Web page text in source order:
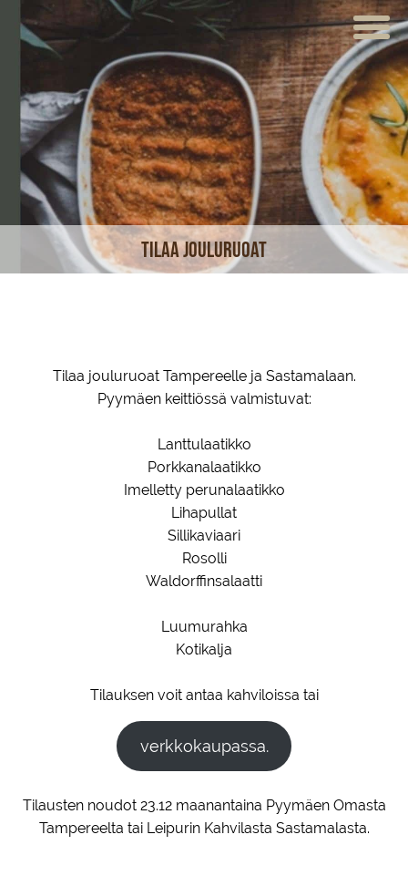
ETUSIVU
VERKKOKAUPPA
KAHVILAT
LOUNAS
MEISTÄ
TUOTTEET
HOTELLI
Tilaa jouluruoat
Tilaa jouluruoat Tampereelle ja Sastamalaan.
Pyymäen keittiössä valmistuvat:
Lanttulaatikko
Porkkanalaatikko
Imelletty perunalaatikko
Lihapullat
Sillikaviaari
Rosolli
Waldorffinsalaatti
Luumurahka
Kotikalja
Tilauksen voit antaa kahviloissa tai
verkkokaupassa.
Tilausten noudot 23.12 maanantaina Pyymäen Omasta
Tampereelta tai Leipurin Kahvilasta Sastamalasta.